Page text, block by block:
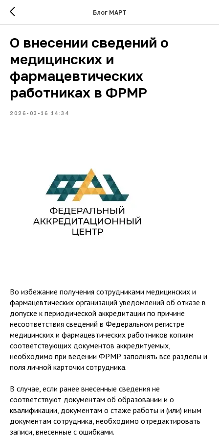
Блог МАРТ
О внесении сведений о
медицинских и
фармацевтических
работниках в ФРМР
2026-03-16 14:34
Во избежание получения сотрудниками медицинских и
фармацевтических организаций уведомлений об отказе в
допуске к периодической аккредитации по причине
несоответствия сведений в Федеральном регистре
медицинских и фармацевтических работников копиям
соответствующих документов аккредитуемых,
необходимо при ведении ФРМР заполнять все разделы и
поля личной карточки сотрудника.
В случае, если ранее внесенные сведения не
соответствуют документам об образовании и о
квалификации, документам о стаже работы и (или) иным
документам сотрудника, необходимо отредактировать
записи, внесенные с ошибками.